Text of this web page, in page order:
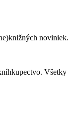
noviniek.
Všetky